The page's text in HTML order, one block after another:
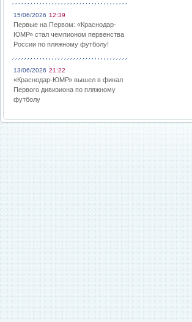
15/06/2026 12:39
Первые на Первом: «Краснодар-
ЮМР» стал чемпионом первенства
России по пляжному футболу!
13/06/2026 21:22
«Краснодар-ЮМР» вышел в финал
Первого дивизиона по пляжному
футболу